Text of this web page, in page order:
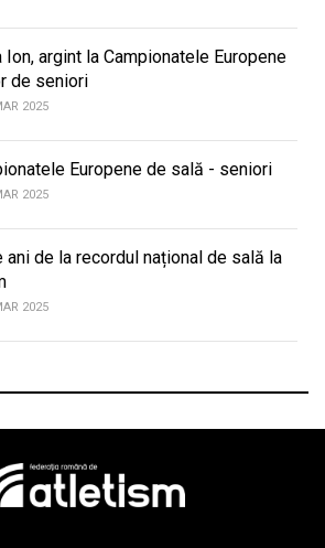
Ion, argint la Campionatele Europene
de seniori
2025
Europene de sală - seniori
2025
ani de la recordul național de sală la
2025